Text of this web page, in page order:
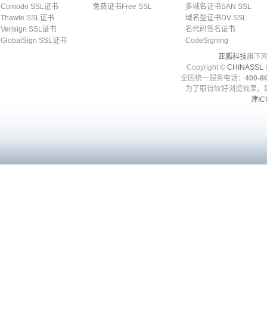
Comodo SSL证书
Thawte SSL证书
Verisign SSL证书
GlobalSign SSL证书
免费证书Free SSL
多域名证书SAN SSL
域名型证书DV SSL
名代码签名证书
CodeSigning
亚狐科技旗下
Copyright © CHINASSL
全国统一服务电话： 400-
为了取得较好浏览效果
津